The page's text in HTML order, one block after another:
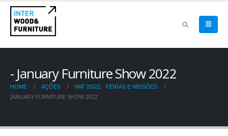
January Furniture Show 2022
HOME AÇÕES IWF 20/22, FEIRAS E MISSÕES
JANUARY FURNITURE SHOW 2022